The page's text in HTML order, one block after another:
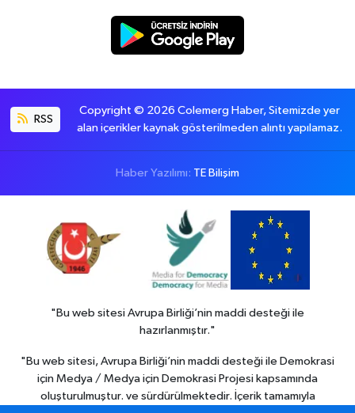
RSS
Copyright © 2026 Colemerg Haber, Sitemizde yer
alan içerikler kaynak gösterilmeden alıntı yapılamaz.
Haber Yazılımı: TE Bilişim
"Bu web sitesi Avrupa Birliği’nin maddi desteği ile
hazırlanmıştır."
"Bu web sitesi, Avrupa Birliği’nin maddi desteği ile Demokrasi
için Medya / Medya için Demokrasi Projesi kapsamında
oluşturulmuştur. ve sürdürülmektedir. İçerik tamamıyla